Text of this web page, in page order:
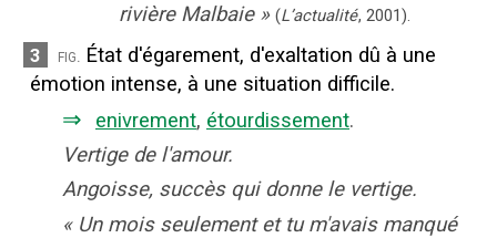
rivière Malbaie » (L’actualité, 2001).
3 fig. État d'égarement, d'exaltation dû à une
émotion intense, à une situation difficile.
⇒ enivrement, étourdissement.
Vertige de l'amour.
Angoisse, succès qui donne le vertige.
« Un mois seulement et tu m'avais manqué